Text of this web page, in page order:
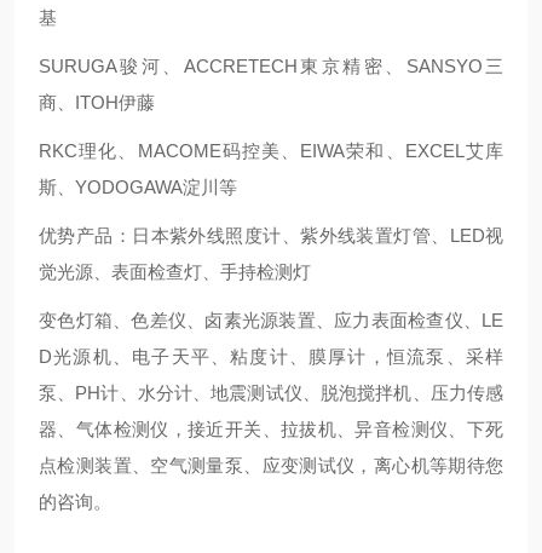
基
SURUGA骏河、ACCRETECH東京精密、SANSYO三
商、ITOH伊藤
RKC理化、MACOME码控美、EIWA荣和、EXCEL艾库
斯、YODOGAWA淀川等
优势产品：日本紫外线照度计、紫外线装置灯管、LED视
觉光源、表面检查灯、手持检测灯
变色灯箱、色差仪、卤素光源装置、应力表面检查仪、LE
D光源机、电子天平、粘度计、膜厚计，恒流泵、采样
泵、PH计、水分计、地震测试仪、脱泡搅拌机、压力传感
器、气体检测仪，接近开关、拉拔机、异音检测仪、下死
点检测装置、空气测量泵、应变测试仪，离心机等期待您
的咨询。